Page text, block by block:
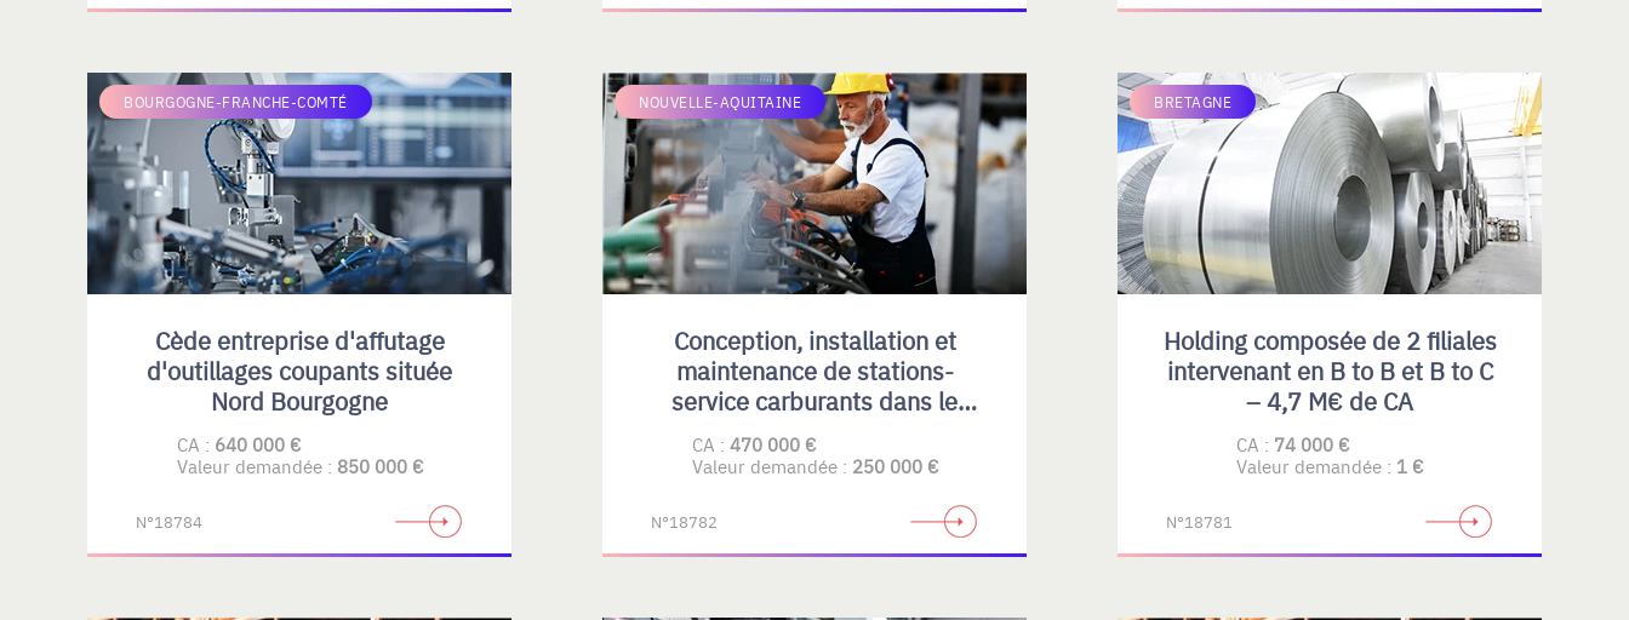
BOURGOGNE-FRANCHE-COMTÉ
Cède entreprise d'affutage
d'outillages coupants située
Nord Bourgogne
CA : 640 000 €
Valeur demandée : 850 000 €
N°18784
NOUVELLE-AQUITAINE
Conception, installation et
maintenance de stations-
service carburants dans le
Privatif et collectivités
CA : 470 000 €
Valeur demandée : 250 000 €
N°18782
BRETAGNE
Holding composée de 2 filiales
intervenant en B to B et B to C
– 4,7 M€ de CA
CA : 74 000 €
Valeur demandée : 1 €
N°18781